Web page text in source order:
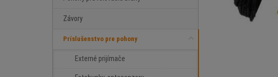
Závory
Príslušenstvo pre pohony
Externé prijímače